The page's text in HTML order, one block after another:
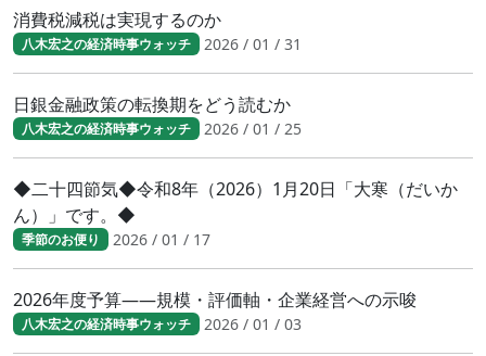
消費税減税は実現するのか
八木宏之の経済時事ウォッチ 2026 / 01 / 31
日銀金融政策の転換期をどう読むか
八木宏之の経済時事ウォッチ 2026 / 01 / 25
◆二十四節気◆令和8年（2026）1月20日「大寒（だいか
ん）」です。◆
季節のお便り 2026 / 01 / 17
2026年度予算――規模・評価軸・企業経営への示唆
八木宏之の経済時事ウォッチ 2026 / 01 / 03